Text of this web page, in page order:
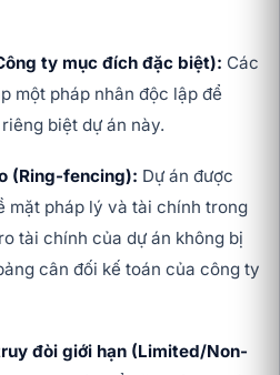
ty mục đích đặc biệt): Các
một pháp nhân độc lập để
biệt dự án này.
(Ring-fencing): Dự án được
mặt pháp lý và tài chính trong
tài chính của dự án không bị
cân đối kế toán của công ty
đòi giới hạn (Limited/Non-